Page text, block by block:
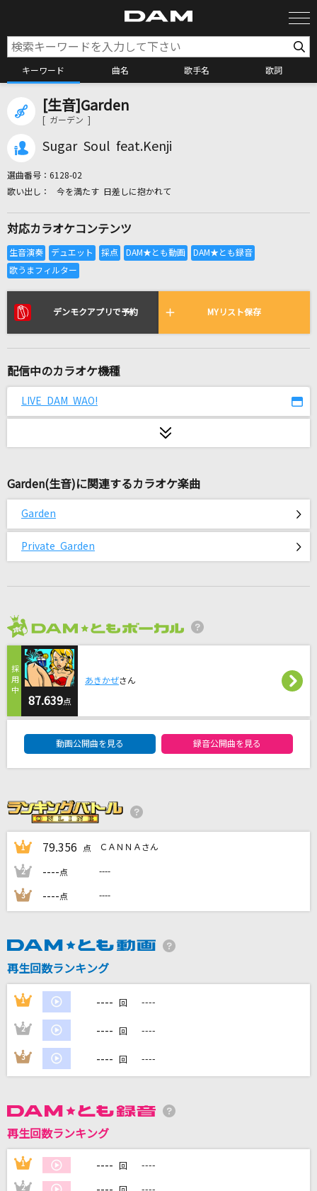
キーワード 曲名 歌手名 歌詞
カラオケ検索
カラオケ店舗検索
全国りれき
リアルタイムで歌われている曲の一覧
[生音]未来予想図Ⅱ
シャルル
バルーン
石川ひとみ
ローリンガール
命に嫌われている
カンザキイオリ
[生音]ちりぬるを
市川由紀乃
[生音]Hello,Again～昔からある場所～
愛くださいませ
≠ME
DAMの新曲・ランキングなど
カラオケ最新情報をチェック！
カラオケをもっと楽しもう！
[生音]Garden
[ ガーデン ]
Sugar Soul feat.Kenji
選曲番号： 6128-02
今を満たす 日差しに抱かれて
対応カラオケコンテンツ
デンモクアプリで予約 MYリスト保存
配信中のカラオケ機種
LIVE DAM WAO!
Garden(生音)に関連するカラオケ楽曲
Garden
Private Garden
87.639点
あきかぜさん
動画公開曲を見る 録音公開曲を見る
1 79.356 点 ＣＡＮＮＡさん
2 ----点 ----
3 ----点 ----
再生回数ランキング
1 ---- 回 ----
2 ---- 回 ----
3 ---- 回 ----
再生回数ランキング
1 ---- 回 ----
2 ----